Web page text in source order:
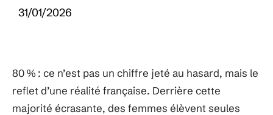
31/01/2026
80 % : ce n’est pas un chiffre jeté au hasard, mais le
reflet d’une réalité française. Derrière cette
majorité écrasante, des femmes élèvent seules